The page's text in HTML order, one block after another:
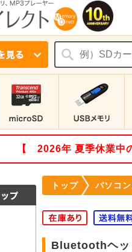
【 2026年 夏季休業中
トップ パソコ
Bluetoothヘッ